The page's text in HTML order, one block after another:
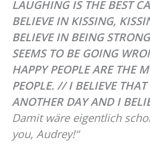
LAUGHING IS THE BEST
BELIEVE IN KISSING,
BELIEVE IN BEING
SEEMS TO BE GOING
HAPPY PEOPLE ARE THE
PEOPLE. // I BELIEVE
ANOTHER DAY AND I
Damit wäre eigentlich
you, Audrey!“